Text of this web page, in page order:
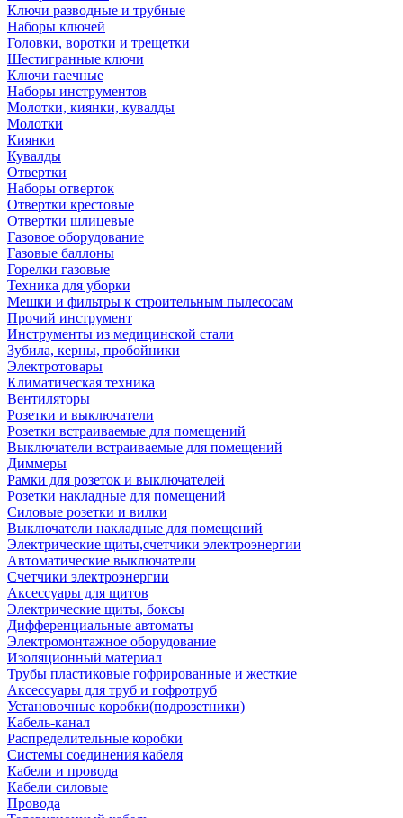
Ключи разводные и трубные
Наборы ключей
Головки, воротки и трещетки
Шестигранные ключи
Ключи гаечные
Наборы инструментов
Молотки, киянки, кувалды
Молотки
Киянки
Кувалды
Отвертки
Наборы отверток
Отвертки крестовые
Отвертки шлицевые
Газовое оборудование
Газовые баллоны
Горелки газовые
Техника для уборки
Мешки и фильтры к строительным пылесосам
Прочий инструмент
Инструменты из медицинской стали
Зубила, керны, пробойники
Электротовары
Климатическая техника
Вентиляторы
Розетки и выключатели
Розетки встраиваемые для помещений
Выключатели встраиваемые для помещений
Диммеры
Рамки для розеток и выключателей
Розетки накладные для помещений
Силовые розетки и вилки
Выключатели накладные для помещений
Электрические щиты,счетчики электроэнергии
Автоматические выключатели
Счетчики электроэнергии
Аксессуары для щитов
Электрические щиты, боксы
Дифференциальные автоматы
Электромонтажное оборудование
Изоляционный материал
Трубы пластиковые гофрированные и жесткие
Аксессуары для труб и гофротруб
Установочные коробки(подрозетники)
Кабель-канал
Распределительные коробки
Системы соединения кабеля
Кабели и провода
Кабели силовые
Провода